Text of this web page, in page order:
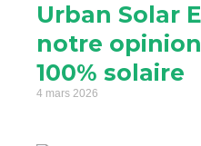
Urban Solar
notre
100% solaire
4 mars 2026